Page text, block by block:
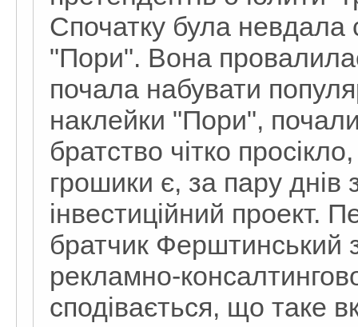
Спочатку була невдала
"Пори". Вона
почала набувати
наклейки "Пори",
братство чітко
грошики є, за пару днів
інвестиційний проект.
братчик Ферштинський
рекламно-
сподівається, що таке